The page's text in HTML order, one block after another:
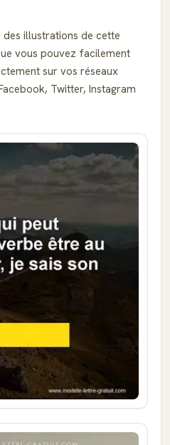
illustrations de cette
vous pouvez facilement
sur vos réseaux
Twitter, Instagram